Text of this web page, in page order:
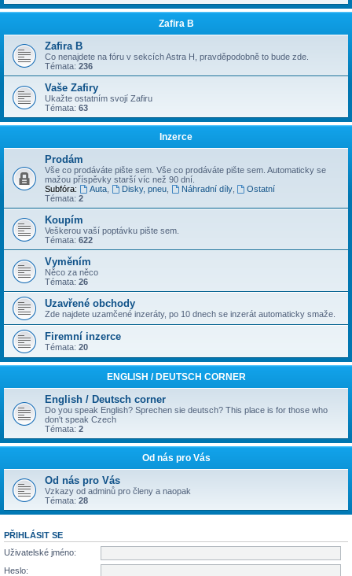
Zafira B
Zafira B
Co nenajdete na fóru v sekcích Astra H, pravděpodobně to bude zde.
Témata: 236
Vaše Zafiry
Ukažte ostatním svojí Zafiru
Témata: 63
Inzerce
Prodám
Vše co prodáváte pište sem. Vše co prodáváte pište sem. Automaticky se
mažou příspěvky starší víc než 90 dní.
Subfóra:
Auta, Disky, pneu, Náhradní díly,
Ostatní
Témata: 2
Koupím
Veškerou vaší poptávku pište sem.
Témata: 622
Vyměním
Něco za něco
Témata: 26
Uzavřené obchody
Zde najdete uzamčené inzeráty, po 10 dnech se inzerát automaticky smaže.
Firemní inzerce
Témata: 20
ENGLISH / DEUTSCH CORNER
English / Deutsch corner
Do you speak English? Sprechen sie deutsch? This place is for those who
don't speak Czech
Témata: 2
Od nás pro Vás
Od nás pro Vás
Vzkazy od adminů pro členy a naopak
Témata: 28
PŘIHLÁSIT SE
Uživatelské jméno:
Heslo: